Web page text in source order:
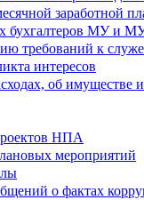
заработной
бухгалтеров МУ и
требований к
интересов
об имуществе
НПА
мероприятий
о фактах